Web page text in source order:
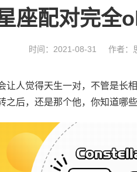
座配对完全
时间：2021-08-31 作者：
人觉得天生一对，不管是长
之后，还是那个他，你知道哪些